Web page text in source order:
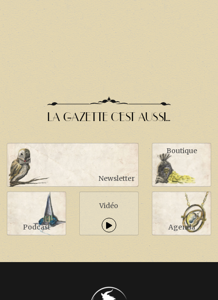
LA GAZETTE C'EST AUSSI...
Newsletter
Boutique
Podcast
Vidéo
Agenda